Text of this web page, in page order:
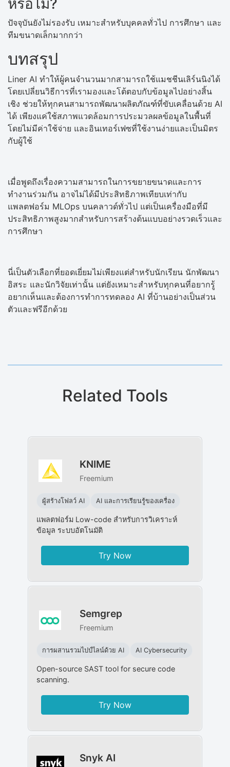
หรือไม่?
ปัจจุบันยังไม่รองรับ เหมาะสำหรับบุคคลทั่วไป การศึกษา และ
ทีมขนาดเล็กมากกว่า
บทสรุป
Liner AI ทำให้ผู้คนจำนวนมากสามารถใช้แมชชีนเลิร์นนิงได้
โดยเปลี่ยนวิธีการที่เรามองและโต้ตอบกับข้อมูลไปอย่างสิ้น
เชิง ช่วยให้ทุกคนสามารถพัฒนาผลิตภัณฑ์ที่ขับเคลื่อนด้วย AI
ได้ เพียงแค่ใช้สภาพแวดล้อมการประมวลผลข้อมูลในพื้นที่
โดยไม่มีค่าใช้จ่าย และอินเทอร์เฟซที่ใช้งานง่ายและเป็นมิตร
กับผู้ใช้
เมื่อพูดถึงเรื่องความสามารถในการขยายขนาดและการ
ทำงานร่วมกัน อาจไม่ได้มีประสิทธิภาพเทียบเท่ากับ
แพลตฟอร์ม MLOps บนคลาวด์ทั่วไป แต่เป็นเครื่องมือที่มี
ประสิทธิภาพสูงมากสำหรับการสร้างต้นแบบอย่างรวดเร็วและ
การศึกษา
นี่เป็นตัวเลือกที่ยอดเยี่ยมไม่เพียงแต่สำหรับนักเรียน นักพัฒนา
อิสระ และนักวิจัยเท่านั้น แต่ยังเหมาะสำหรับทุกคนที่อยากรู้
อยากเห็นและต้องการทำการทดลอง AI ที่บ้านอย่างเป็นส่วน
ตัวและฟรีอีกด้วย
Related Tools
KNIME
Freemium
ผู้สร้างโฟลว์ AI AI และการเรียนรู้ของเครื่อง
แพลตฟอร์ม Low-code สำหรับการวิเคราะห์
ข้อมูล ระบบอัตโนมัติ
Try Now
Semgrep
Freemium
การผสานรวมไปป์ไลน์ด้วย AI AI Cybersecurity
Open-source SAST tool for secure code
scanning.
Try Now
Snyk AI